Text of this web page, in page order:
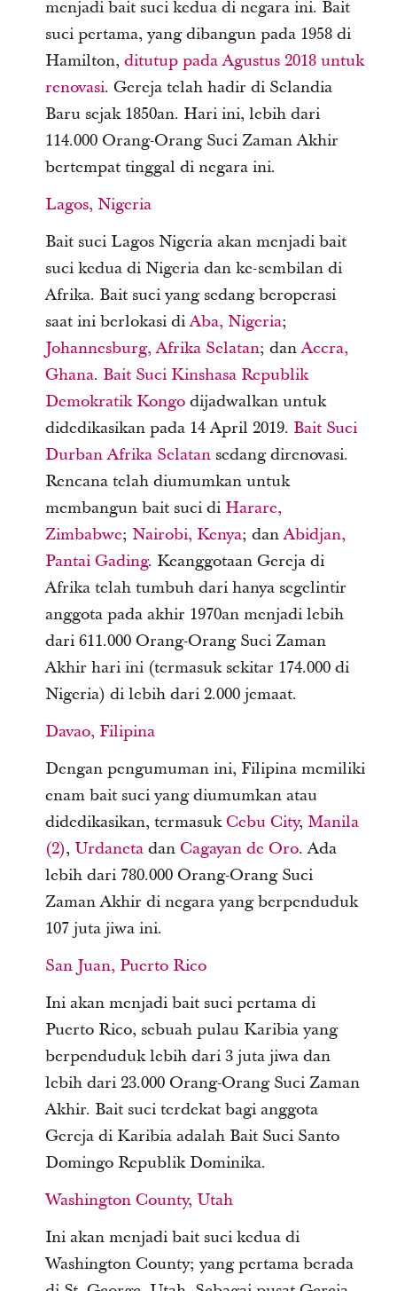
menjadi bait suci kedua di negara ini. Bait
suci pertama, yang dibangun pada 1958 di
Hamilton, ditutup pada Agustus 2018 untuk
renovasi. Gereja telah hadir di Selandia
Baru sejak 1850an. Hari ini, lebih dari
114.000 Orang-Orang Suci Zaman Akhir
bertempat tinggal di negara ini.
Lagos, Nigeria
Bait suci Lagos Nigeria akan menjadi bait
suci kedua di Nigeria dan ke-sembilan di
Afrika. Bait suci yang sedang beroperasi
saat ini berlokasi diAba, Nigeria;
Johannesburg, Afrika Selatan; danAccra,
Ghana. Bait Suci Kinshasa Republik
Demokratik Kongodijadwalkan untuk
didedikasikan pada 14 April 2019. Bait Suci
Durban Afrika Selatansedang direnovasi.
Rencana telah diumumkan untuk
membangun bait suci di Harare,
Zimbabwe; Nairobi, Kenya; danAbidjan,
Pantai Gading. Keanggotaan Gereja di
Afrika telah tumbuh dari hanya segelintir
anggota pada akhir 1970an menjadi lebih
dari 611.000 Orang-Orang Suci Zaman
Akhir hari ini (termasuk sekitar 174.000 di
Nigeria) di lebih dari 2.000 jemaat.
Davao, Filipina
Dengan pengumuman ini, Filipina memiliki
enam bait suci yang diumumkan atau
didedikasikan, termasukCebu City, Manila
(2), Urdanetadan Cagayan de Oro. Ada
lebih dari 780.000 Orang-Orang Suci
Zaman Akhir di negara yang berpenduduk
107 juta jiwa ini.
San Juan, Puerto Rico
Ini akan menjadi bait suci pertama di
Puerto Rico, sebuah pulau Karibia yang
berpenduduk lebih dari 3 juta jiwa dan
lebih dari 23.000 Orang-Orang Suci Zaman
Akhir. Bait suci terdekat bagi anggota
Gereja di Karibia adalah Bait Suci Santo
Domingo Republik Dominika.
Washington County, Utah
Ini akan menjadi bait suci kedua di
Washington County; yang pertama berada